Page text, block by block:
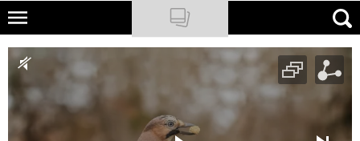
Skip
main
content
NATIONAL GEOGRAPHIC
TRAVELER
PODCASTY